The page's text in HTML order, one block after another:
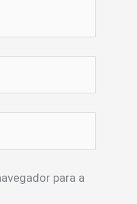
para a